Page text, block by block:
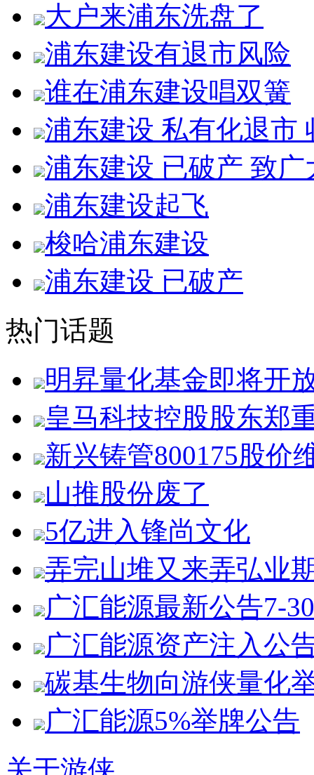
大户来浦东洗盘了
浦东建设有退市风险
谁在浦东建设唱双簧
浦东建设 私有化退市
浦东建设 已破产 致广
浦东建设起飞
梭哈浦东建设
浦东建设 已破产
热门话题
明昇量化基金即将开
皇马科技控股股东郑
新兴铸管800175股价
山推股份废了
5亿进入锋尚文化
弄完山堆又来弄弘业
广汇能源最新公告7-30
广汇能源资产注入公
碳基生物向游侠量化
广汇能源5%举牌公告